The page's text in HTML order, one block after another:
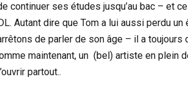
continuer ses études jusqu’au bac – et
Autant dire que Tom a lui aussi perdu un
de parler de son âge – il a toujours
maintenant, un (bel) artiste en plein
partout..